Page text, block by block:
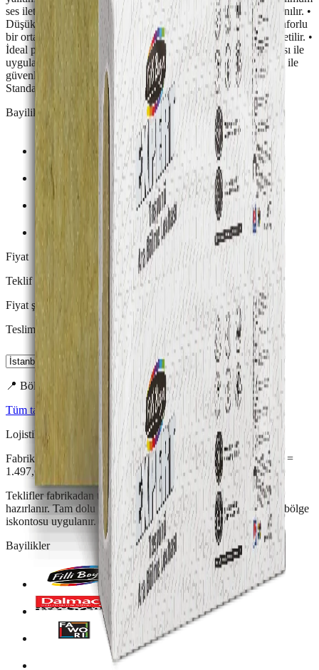
ses iletimi sağlar. • A1 sınıfı yangın dayanımı ile güvenle kullanılır. •
Düşük su emme değeri vardır. • Nefes alabilme özelliği ile konforlu
bir ortam sağlar. • İleri teknoloji ile tam boyutsal kararlılıkta üretilir. •
İdeal paketleme ile taşıma kolaylığı sunar. • Esnek ve rijit yapısı ile
uygulama kolaylığı sağlar. • Kolay kesim ve minimum tozuma ile
güvenli kullanım imkanı sunar. • TS EN 13162 Taşyünü Ürün
Standartlarına uygun olarak üretilmektedir.
Bayilikler
Fiyat
Teklif ile belirlenir
Fiyat şehir ve miktara göre değişir.
Teslimat Şehri
📍 Bölgesel avantaj
Tüm taşyünü levhalarını aynı koşulda karşılaştır →
Lojistik Minimum ·
5
Fabrika alımında minimum 1 Kamyon = 806,4 m² veya 1 TIR =
1.497,6 m².
Teklifler fabrikadan tam Kamyon veya tam TIR yüklemesiyle
hazırlanır. Tam dolu araç siparişinde nakliye fiyata dahildir ve bölge
iskontosu uygulanır.
Bayilikler